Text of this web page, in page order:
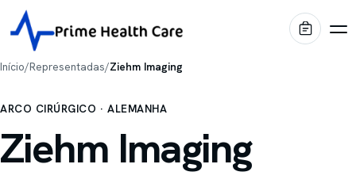
Diagnóstico por Imagem
Início/Representadas/Ziehm Imaging
ARCO CIRÚRGICO · ALEMANHA
Ziehm Imaging